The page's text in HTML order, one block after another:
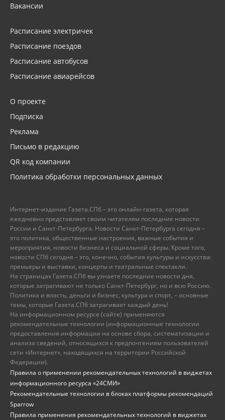
Вакансии
Расписание электричек
Расписание поездов
Расписание автобусов
Расписание авиарейсов
О проекте
Подписка
Реклама
Письмо в редакцию
QR код компании
Политика обработки персональных данных
Интернет-издание Газета.СПб – это онлайн-газета, которая
ежедневно представляет своим читателям последние новости
России и Санкт-Петербурга. Новости Санкт-Петербурга сегодня –
это политика, общественные настроения, важные события и
мероприятия, новости бизнеса и социальной сферы. Кроме того,
новости СПб сегодня – это, конечно, события культуры и искусства:
премьеры и выставки, концерты и театральные спектакли.
На страницах Газета.СПб вы узнаете последние новости дня,
которые затрагивают не только Санкт-Петербург, но и всю Россию.
Политика и власть, деньги и бизнес, культура и спорт, – основные
темы, которые Газета.СПб затрагивает каждый день!
На информационном ресурсе (сайте) применяются
рекомендательные технологии (информационные технологии
предоставления информации на основе сбора, систематизации и
анализа сведений, относящихся к предпочтениям пользователей
сети «Интернет», находящихся на территории Российской
Федерации).
Правила о применении рекомендательных технологий в виджетах
информационного ресурса «24СМИ»
Рекомендательные технологии в блоках платформы рекомендаций
Sparrow
Правила применения рекомендательных технологий в виджетах